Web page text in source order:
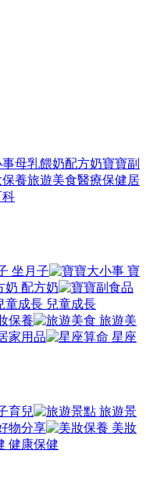
事母乳餵奶配方奶寶寶副
養旅遊美食醫療保健居
科
坐月子
寶
配方奶
兒童成長
保養
旅遊美
家用品
星座
育兒
旅遊景
物分享
美妝
健康保健